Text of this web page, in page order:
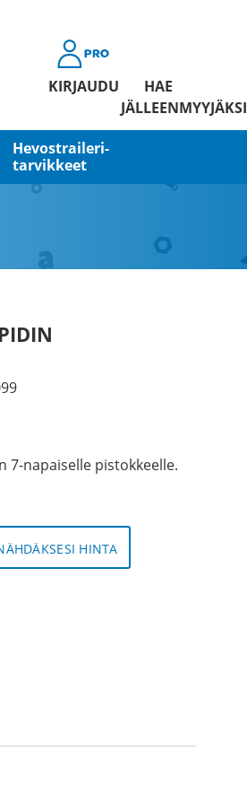
KIRJAUDU
HAE
JÄLLEENMYYJÄKSI
Hevostraileri­
tarvikkeet
7-napaiselle pistokkeelle.
HINTA